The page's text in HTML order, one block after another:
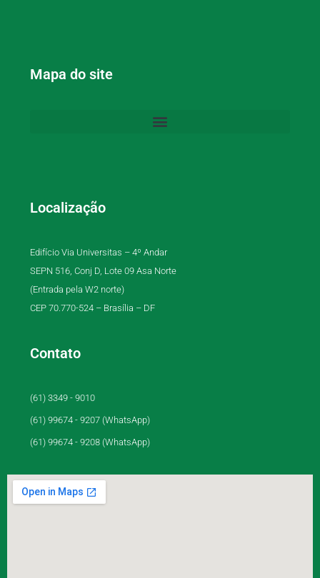
Mapa do site
Localização
Edifício Via Universitas – 4º Andar
SEPN 516, Conj D, Lote 09 Asa Norte
(Entrada pela W2 norte)
CEP 70.770-524 – Brasília – DF
Contato
(61) 3349 - 9010
(61) 99674 - 9207 (WhatsApp)
(61) 99674 - 9208 (WhatsApp)